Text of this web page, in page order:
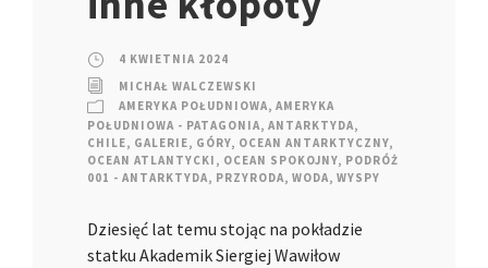
4 KWIETNIA 2024
MICHAŁ WALCZEWSKI
AMERYKA POŁUDNIOWA, AMERYKA
POŁUDNIOWA - PATAGONIA, ANTARKTYDA,
CHILE, GALERIE, GÓRY, OCEAN ANTARKTYCZNY,
OCEAN ATLANTYCKI , OCEAN SPOKOJNY, PODRÓŻ
001 - ANTARKTYDA, PRZYRODA, WODA, WYSPY
Dziesięć lat temu stojąc na pokładzie
statku Akademik Siergiej Wawiłow